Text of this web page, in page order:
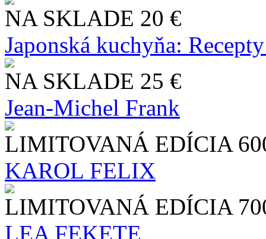
NA SKLADE 20 €
Japonská kuchyňa:
NA SKLADE 25 €
Jean-Michel Frank
LIMITOVANÁ EDÍCIA
KAROL FELIX
LIMITOVANÁ EDÍCIA
LEA FEKETE